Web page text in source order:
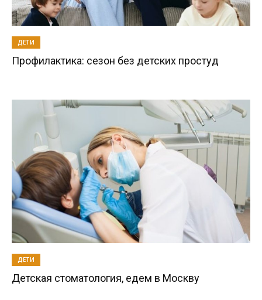
ДЕТИ
Профилактика: сезон без детских простуд
ДЕТИ
Детская стоматология, едем в Москву